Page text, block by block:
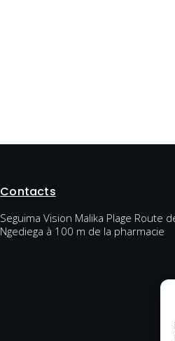
Contacts
Seguima Vision Malika Plage Route
Ngediega à 100 m de la pharmacie